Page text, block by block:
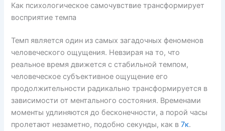
Как психологическое самочувствие трансформирует
восприятие темпа
Темп является один из самых загадочных феноменов
человеческого ощущения. Невзирая на то, что
реальное время движется с стабильной темпом,
человеческое субъективное ощущение его
продолжительности радикально трансформируется в
зависимости от ментального состояния. Временами
моменты удлиняются до бесконечности, а порой часы
пролетают незаметно, подобно секунды, как в7к.